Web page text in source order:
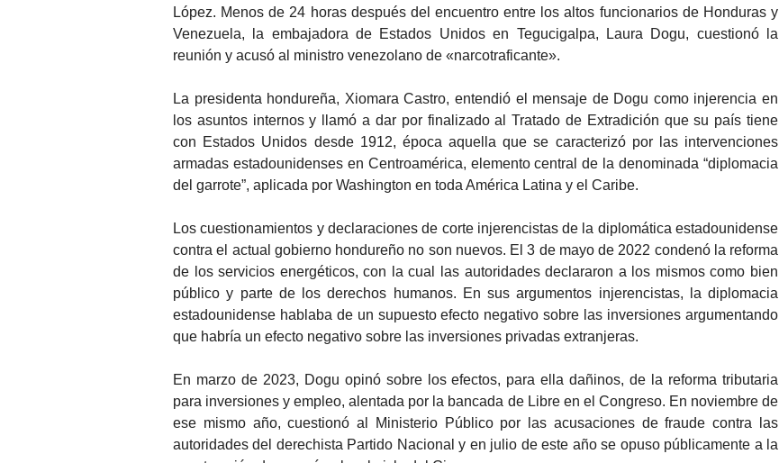
López. Menos de 24 horas después del encuentro entre los altos funcionarios de Honduras y
Venezuela, la embajadora de Estados Unidos en Tegucigalpa, Laura Dogu, cuestionó la
reunión y acusó al ministro venezolano de «narcotraficante».
La presidenta hondureña, Xiomara Castro, entendió el mensaje de Dogu como injerencia en
los asuntos internos y llamó a dar por finalizado al Tratado de Extradición que su país tiene
con Estados Unidos desde 1912, época aquella que se caracterizó por las intervenciones
armadas estadounidenses en Centroamérica, elemento central de la denominada “diplomacia
del garrote”, aplicada por Washington en toda América Latina y el Caribe.
Los cuestionamientos y declaraciones de corte injerencistas de la diplomática estadounidense
contra el actual gobierno hondureño no son nuevos. El 3 de mayo de 2022 condenó la reforma
de los servicios energéticos, con la cual las autoridades declararon a los mismos como bien
público y parte de los derechos humanos. En sus argumentos injerencistas, la diplomacia
estadounidense hablaba de un supuesto efecto negativo sobre las inversiones argumentando
que habría un efecto negativo sobre las inversiones privadas extranjeras.
En marzo de 2023, Dogu opinó sobre los efectos, para ella dañinos, de la reforma tributaria
para inversiones y empleo, alentada por la bancada de Libre en el Congreso. En noviembre de
ese mismo año, cuestionó al Ministerio Público por las acusaciones de fraude contra las
autoridades del derechista Partido Nacional y en julio de este año se opuso públicamente a la